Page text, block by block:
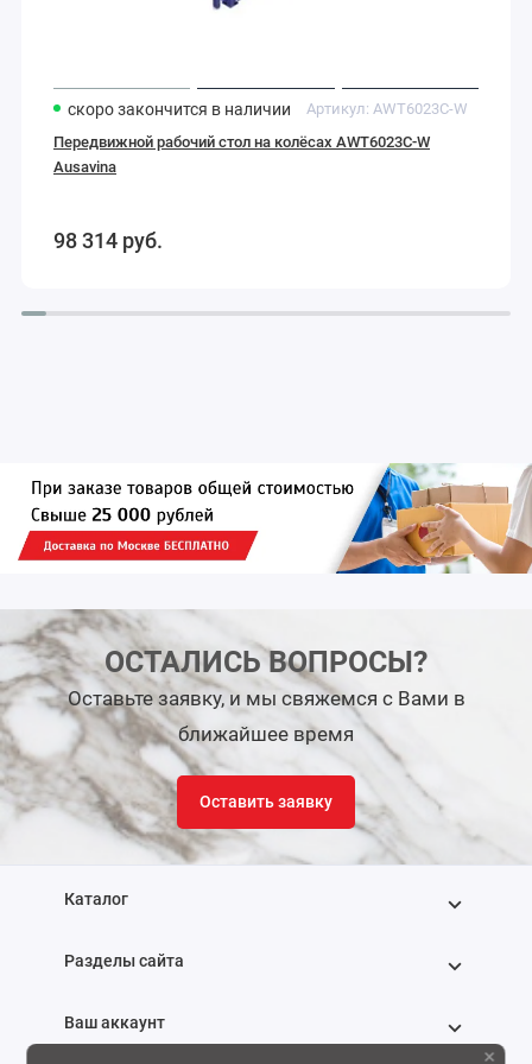
скоро закончится в наличии Артикул:AWT6023C-W
Передвижной рабочий стол на колёсах AWT6023C-W
Ausavina
98 314 руб.
ОСТАЛИСЬ ВОПРОСЫ?
Оставьте заявку, и мы свяжемся с Вами в
ближайшее время
Оставить заявку
Каталог
Разделы сайта
Ваш аккаунт
×